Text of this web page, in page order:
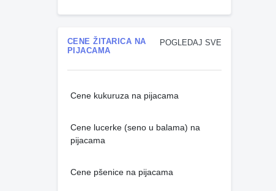
POGLEDAJ SVE
CENE ŽITARICA NA
PIJACAMA
Cene kukuruza na pijacama
Cene lucerke (seno u balama) na
pijacama
Cene pšenice na pijacama